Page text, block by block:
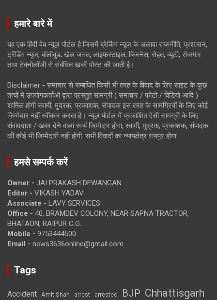
हमारे बारे में
यह एक हिंदी वेब न्यूज़ पोर्टल है जिसमें ब्रेकिंग न्यूज़ के अलावा राजनीति, प्रशासन,
ट्रेंडिंग न्यूज, बॉलीवुड, खेल जगत, लाइफस्टाइल, बिजनेस, सेहत, ब्यूटी, रोजगार
तथा टेक्नोलॉजी से संबंधित खबरें पोस्ट की जाती है।
Disclaimer - समाचार से सम्बंधित किसी भी तरह के विवाद के लिए साइट के कुछ
तत्वों में उपयोगकर्ताओं द्वारा प्रस्तुत सामग्री ( समाचार / फोटो / विडियो आदि )
शामिल होगी स्वामी, मुद्रक, प्रकाशक, संपादक इस तरह के सामग्रियों के लिए कोई
ज़िम्मेदार नहीं स्वीकार करता है। न्यूज़ पोर्टल में प्रकाशित ऐसी सामग्री के लिए
संवाददाता / खबर देने वाला स्वयं जिम्मेदार होगा, स्वामी, मुद्रक, प्रकाशक, संपादक
की कोई भी जिम्मेदारी नहीं होगी. सभी विवादों का न्यायक्षेत्र रायपुर होगा
हमसे सम्पर्क करें
Owner - JAI PRAKASH DEWANGAN
Editor - VIKASH YADAV
Associate - LAVY SERVICES
Office - 40, BRAMDEV COLONY, NEAR SAPNA TRACTOR,
BHATAON, RAIPUR C.G.
Mobile - 9753444500
Email - news3636online@gmail.com
Tags
Accident Amit Shah arrest arrested BJP Chhattisgarh